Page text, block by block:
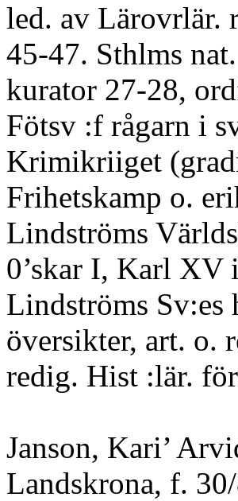
led. av Lärovrlär.
45-47. Sthlms
kurator 27-28,
Fötsv :f rågarn i
Krimikriiget
Frihetskamp o.
Lindströms
0’skar I, Karl XV
Lindströms
översikter, art. o.
redig. Hist :lär.
Janson, Kari’
Landskrona, f.